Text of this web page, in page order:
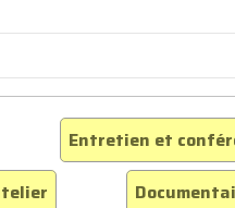
Entretien et